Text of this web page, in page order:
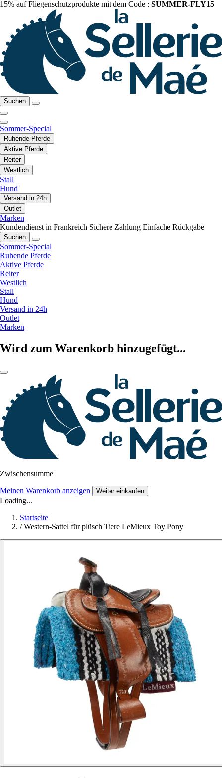
15% auf Fliegenschutzprodukte mit dem Code : SUMMER-FLY15
Suchen
Sommer-Special
Ruhende Pferde
Aktive Pferde
Reiter
Westlich
Stall
Hund
Versand in 24h
Outlet
Marken
Kundendienst in Frankreich Sichere Zahlung Einfache Rückgabe
Suchen
Sommer-Special
Ruhende Pferde
Aktive Pferde
Reiter
Westlich
Stall
Hund
Versand in 24h
Outlet
Marken
Wird zum Warenkorb hinzugefügt...
Zwischensumme
Meinen Warenkorb anzeigen Weiter einkaufen
Loading...
Startseite
/ Western-Sattel für plüsch Tiere LeMieux Toy Pony